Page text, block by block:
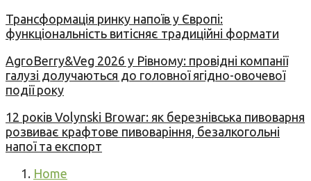
Трансформація ринку напоїв у Європі:
функціональність витісняє традиційні формати
AgroBerry&Veg 2026 у Рівному: провідні компанії
галузі долучаються до головної ягідно-овочевої
події року
12 років Volynski Browar: як березнівська пивоварня
розвиває крафтове пивоваріння, безалкогольні
напої та експорт
Home